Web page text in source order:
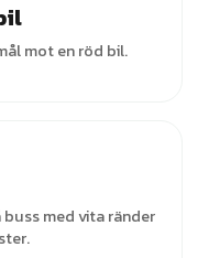
mot en röd bil.
med vita ränder